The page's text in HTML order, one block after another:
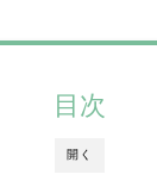
開く
目次